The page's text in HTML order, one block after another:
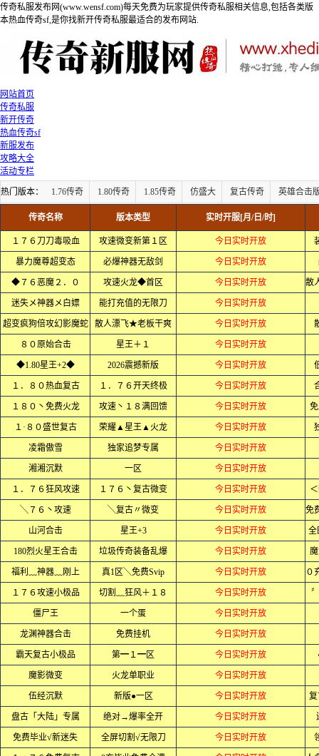
传奇私服发布网(www.wensf.com)每天免费为玩家提供传奇私服相关信息,包括各类版
本热血传奇sf,是你找新开传奇私服最适合的发布网站.
网站首页
传奇私服
新开传奇
热血传奇sf
新服发布
攻略大全
活动专栏
热门版本： 1.76传奇 1.80传奇 1.85传奇 仿盛大 复古传奇 英雄合击
传奇名称 版本类型 实时开服[月/日/时]
１７６刀刀毒吸血 攻速微变新第１区 今日实时开放
暴力魔尊超变态 必爆神器无敌剑 今日实时开放
◆７６恶魔２．０ 攻速火龙◆首区 今日实时开放
迷失メ神器メ白嫖 能打充值的无限刀 今日实时开放
超变疯狗倍攻幻影魔蛇 散人漂飞★老板干爽 今日实时开放
８０原始合击 星王＋１ 今日实时开放
◆1.80星王+2◆ 2026震撼新版 今日实时开放
１．８０热血复古 １．７６开天终极 今日实时开放
１８０丶免费火龙 攻速丶１８满回馈 今日实时开放
１·８０盛世复古 荣耀▲星王▲火龙 今日实时开放
凌霜傲雪 独家追梦专属 今日实时开放
湘湘沉默 一区 今日实时开放
１．７６狂风攻速 １７６丶复古微变 今日实时开放
╲７６丶攻速 ╲复古〃微变 今日实时开放
山河合击 星王+3 今日实时开放 全
180烈火星王合击 垃圾传奇装备乱爆 今日实时开放
福利﹏神器﹏刚上 真1区╲免费Svip 今日实时开放
１７６攻速小极品 切割﹏狂风＋１８ 今日实时开放
僵尸王 一个蛋 今日实时开放
龙渊神器合击 免费挂机 今日实时开放
霸天复古小极品 第━１━区 今日实时开放
魔影微变 火龙单职业 今日实时开放
伍经沉默 新版●一区 今日实时开放
盘古「大陆」专属 绝对→爆率全开 今日实时开放
免费毕业√新迷失 全屏切割√无限刀 今日实时开放